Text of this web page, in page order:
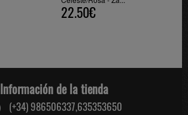
22.50€
Información de la tienda
(+34) 986506337,635353650